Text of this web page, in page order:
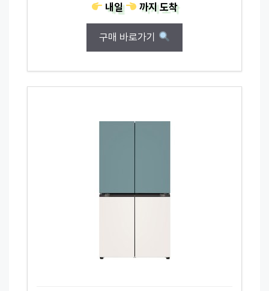
내일
까지도착
구매 바로가기